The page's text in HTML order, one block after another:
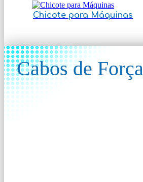
Chicote para Máquinas
Cabos de Força